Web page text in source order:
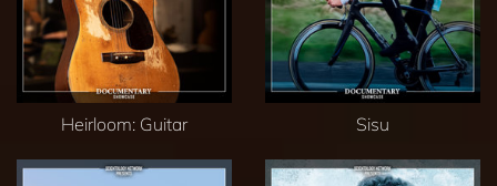
Heirloom: Guitar Sisu